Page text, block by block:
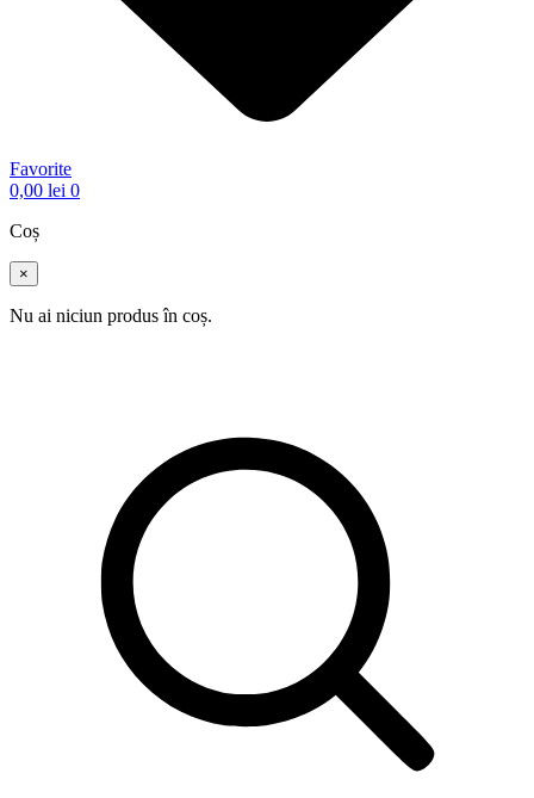
Favorite
0,00 lei 0
Coș
×
Nu ai niciun produs în coș.